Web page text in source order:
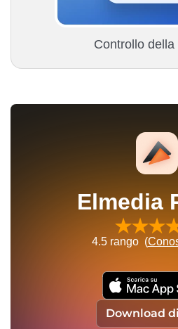
Controllo della
Elmedia
4.5rango (
Download